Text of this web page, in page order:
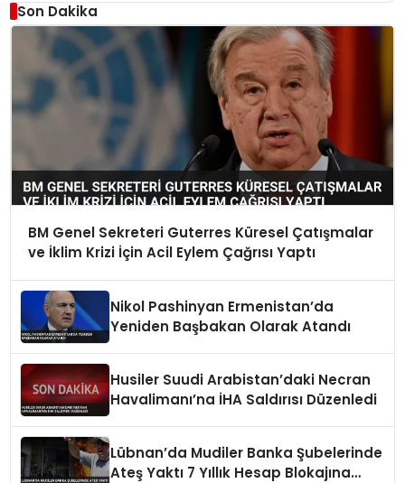
Son Dakika
BM Genel Sekreteri Guterres Küresel Çatışmalar
ve İklim Krizi İçin Acil Eylem Çağrısı Yaptı
Nikol Pashinyan Ermenistan’da
Yeniden Başbakan Olarak Atandı
Husiler Suudi Arabistan’daki Necran
Havalimanı’na İHA Saldırısı Düzenledi
Lübnan’da Mudiler Banka Şubelerinde
Ateş Yaktı 7 Yıllık Hesap Blokajına